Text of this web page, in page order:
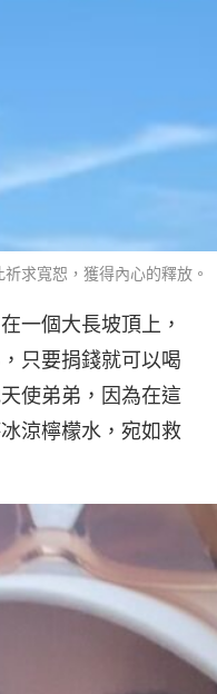
求寬恕，獲得內心的釋放。
一個大長坡頂上，
只要捐錢就可以喝
使弟弟，因為在這
涼檸檬水，宛如救